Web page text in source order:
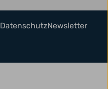
DatenschutzNewsletter